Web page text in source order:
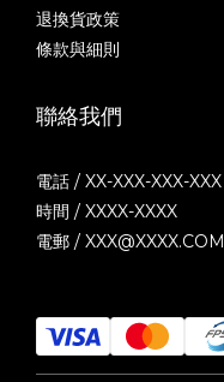
退換貨政策
條款與細則
聯絡我們
電話 / XX-XXX-XXX-XXX
時間 / XXXX-XXXX
電郵 / XXX@XXXX.COM